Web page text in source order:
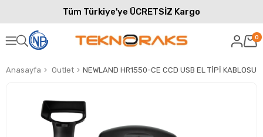
Tüm Türkiye'ye ÜCRETSİZ Kargo
0
Anasayfa Outlet